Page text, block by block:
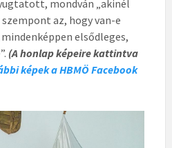
mondván „akinél
az, hogy van-e
elsődleges,
(A honlap képeire kattintva
képek a HBMÖ Facebook